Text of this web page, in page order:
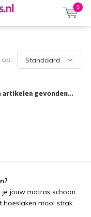
0
op:
artikelen gevonden...
je jouw matras schoon
hoeslaken mooi strak